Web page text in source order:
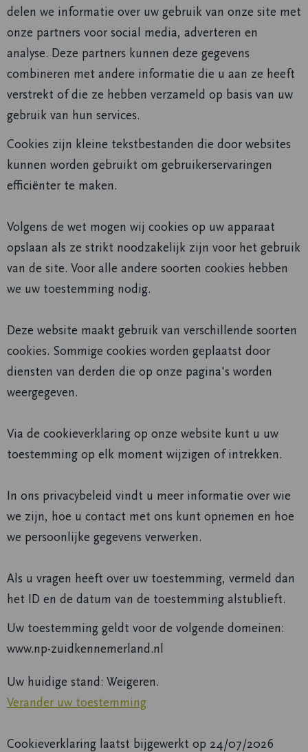
delen we informatie over uw gebruik van onze site met
onze partners voor social media, adverteren en
analyse. Deze partners kunnen deze gegevens
combineren met andere informatie die u aan ze heeft
verstrekt of die ze hebben verzameld op basis van uw
gebruik van hun services.
Cookies zijn kleine tekstbestanden die door websites
kunnen worden gebruikt om gebruikerservaringen
efficiënter te maken.
Volgens de wet mogen wij cookies op uw apparaat
opslaan als ze strikt noodzakelijk zijn voor het gebruik
van de site. Voor alle andere soorten cookies hebben
we uw toestemming nodig.
Deze website maakt gebruik van verschillende soorten
cookies. Sommige cookies worden geplaatst door
diensten van derden die op onze pagina's worden
weergegeven.
Via de cookieverklaring op onze website kunt u uw
toestemming op elk moment wijzigen of intrekken.
In ons privacybeleid vindt u meer informatie over wie
we zijn, hoe u contact met ons kunt opnemen en hoe
we persoonlijke gegevens verwerken.
Als u vragen heeft over uw toestemming, vermeld dan
het ID en de datum van de toestemming alstublieft.
Uw toestemming geldt voor de volgende domeinen:
www.np-zuidkennemerland.nl
Uw huidige stand: Weigeren.
Verander uw toestemming
Cookieverklaring laatst bijgewerkt op 24/07/2026